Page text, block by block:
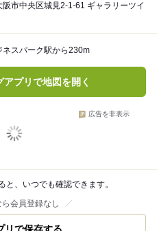
阪市中央区城見2-1-61 ギャラリーツイ
ネスパーク駅から230m
アプリで地図を開く
広告を非表示
と、いつでも確認できます。
会員登録なし